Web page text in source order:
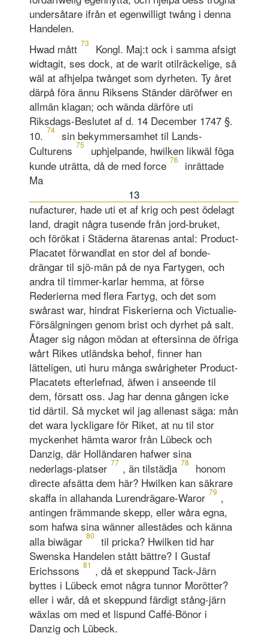
undersåtare ifrån et egenwilligt twång i denna
Handelen.
Hwad mått 73
Kongl. Maj:t ock i samma afsigt
widtagit, ses dock, at de warit otilräckelige, så
wäl at afhjelpa twånget som dyrheten. Ty året
därpå föra ännu Riksens Ständer däröfwer en
allmän klagan; och wända därföre uti
Riksdags-Beslutet af d. 14 December 1747 §.
10. 74
sin bekymmersamhet til Lands-
Culturens 75
uphjelpande, hwilken likwäl föga
kunde uträtta, då de med force 76
inrättade
Ma
13
nufacturer, hade uti et af krig och pest ödelagt
land, dragit några tusende från jord-bruket,
och förökat i Städerna ätarenas antal: Product-
Placatet förwandlat en stor del af bonde-
drängar til sjö-män på de nya Fartygen, och
andra til timmer-karlar hemma, at förse
Rederierna med flera Fartyg, och det som
swårast war, hindrat Fiskerierna och Victualie-
Försälgningen genom brist och dyrhet på salt.
Åtager sig någon mödan at eftersinna de öfriga
wårt Rikes utländska behof, finner han
lätteligen, uti huru många swårigheter Product-
Placatets efterlefnad, äfwen i anseende til
dem, försatt oss. Jag har denna gången icke
tid därtil. Så mycket wil jag allenast säga: mån
det wara lyckligare för Riket, at nu til stor
myckenhet hämta waror från Lübeck och
Danzig, där Holländaren hafwer sina
nederlags-platser 77 , än tilstädja 78
honom
directe afsätta dem här? Hwilken kan säkrare
skaffa in allahanda Lurendrägare-Waror 79 ,
antingen främmande skepp, eller wåra egna,
som hafwa sina wänner allestädes och känna
alla biwägar 80
til pricka? Hwilken tid har
Swenska Handelen stått bättre? I Gustaf
Erichssons 81 , då et skeppund Tack-Järn
byttes i Lübeck emot några tunnor Morötter?
eller i wår, då et skeppund färdigt stång-järn
wäxlas om med et lispund Caffé-Bönor i
Danzig och Lübeck.